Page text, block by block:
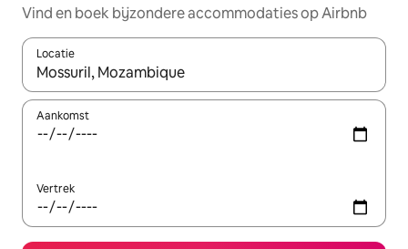
Vind en boek bijzondere accommodaties op Airbnb
Locatie
Wanneer er suggesties beschikbaar zijn, maak je een keuze
Aankomst
Vertrek